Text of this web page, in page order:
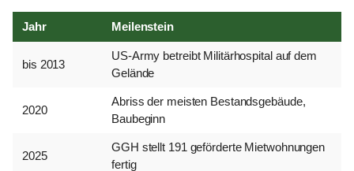
Jahr Meilenstein
bis 2013
US-Army betreibt Militärhospital auf dem
Gelände
2020
Abriss der meisten Bestandsgebäude,
Baubeginn
2025
GGH stellt 191 geförderte Mietwohnungen
fertig